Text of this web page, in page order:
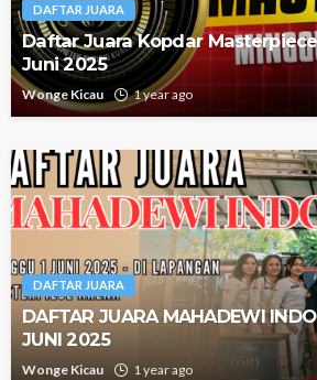
DAFTAR JUARA
Daftar Juara Kopdar
Juni 2025
Wonge Kicau 1 year ago
DAFTAR JUARA
DAFTAR JUARA MAHADEWI
JUNI 2025
Wonge Kicau 1 year ago